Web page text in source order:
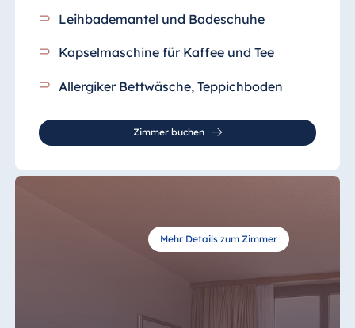
Leihbademantel und Badeschuhe
Kapselmaschine für Kaffee und Tee
Allergiker Bettwäsche, Teppichboden
Zimmer buchen
Mehr Details zum Zimmer